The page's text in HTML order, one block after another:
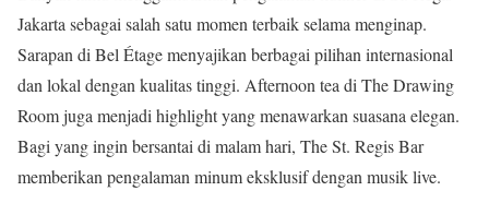
Jakarta sebagai salah satu momen terbaik selama menginap.
Sarapan di Bel Étage menyajikan berbagai pilihan internasional
dan lokal dengan kualitas tinggi. Afternoon tea di The Drawing
Room juga menjadi highlight yang menawarkan suasana elegan.
Bagi yang ingin bersantai di malam hari, The St. Regis Bar
memberikan pengalaman minum eksklusif dengan musik live.